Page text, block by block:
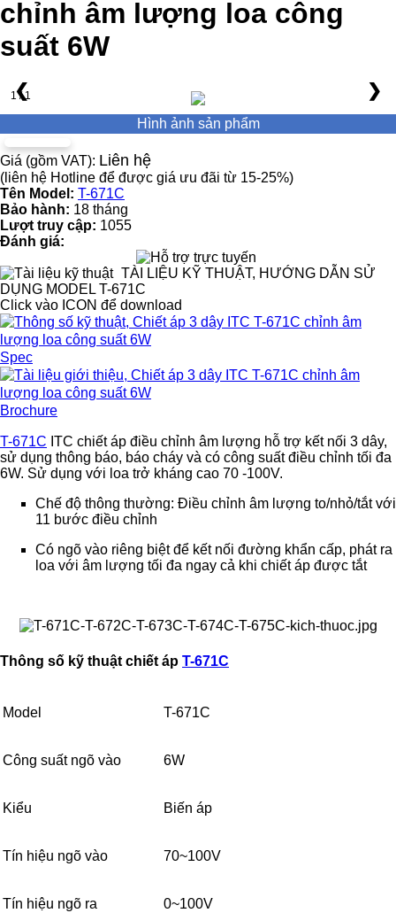
chỉnh âm lượng loa công
suất 6W
1 / 1
❮ ❯
Hình ảnh sản phẩm
Giá (gồm VAT): Liên hệ
(liên hệ Hotline để được giá ưu đãi từ 15-25%)
Tên Model: T-671C
Bảo hành: 18 tháng
Lượt truy cập: 1055
Đánh giá:
TÀI LIỆU KỸ THUẬT, HƯỚNG DẪN SỬ
DỤNG MODEL T-671C
Click vào ICON để download
Spec
Brochure
T-671C ITC chiết áp điều chỉnh âm lượng hỗ trợ kết nối 3 dây,
sử dụng thông báo, báo cháy và có công suất điều chỉnh tối đa
6W. Sử dụng với loa trở kháng cao 70 -100V.
Chế độ thông thường: Điều chỉnh âm lượng to/nhỏ/tắt với
11 bước điều chỉnh
Có ngõ vào riêng biệt để kết nối đường khẩn cấp, phát ra
loa với âm lượng tối đa ngay cả khi chiết áp được tắt
Thông số kỹ thuật chiết áp T-671C
Model T-671C
Công suất ngõ vào 6W
Kiểu Biến áp
Tín hiệu ngõ vào 70~100V
Tín hiệu ngõ ra 0~100V